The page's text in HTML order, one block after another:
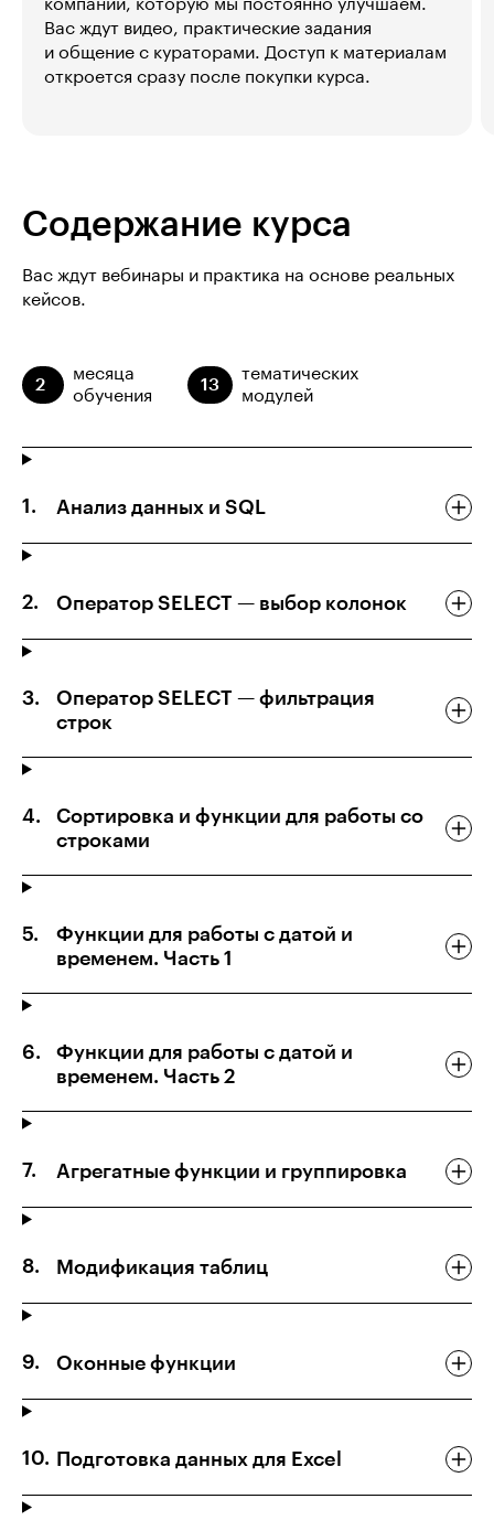
компании, которую мы постоянно улучшаем.
Вас ждут видео, практические задания
и общение с кураторами. Доступ к материалам
откроется сразу после покупки курса.
Содержание курса
Вас ждут вебинары и практика на основе реальных
кейсов.
2
месяца
обучения
13
тематических
модулей
Анализ данных и SQL
Оператор SELECT — выбор колонок
Оператор SELECT — фильтрация
строк
Сортировка и функции для работы со
строками
Функции для работы с датой и
временем. Часть 1
Функции для работы с датой и
временем. Часть 2
Агрегатные функции и группировка
Модификация таблиц
Оконные функции
Подготовка данных для Excel